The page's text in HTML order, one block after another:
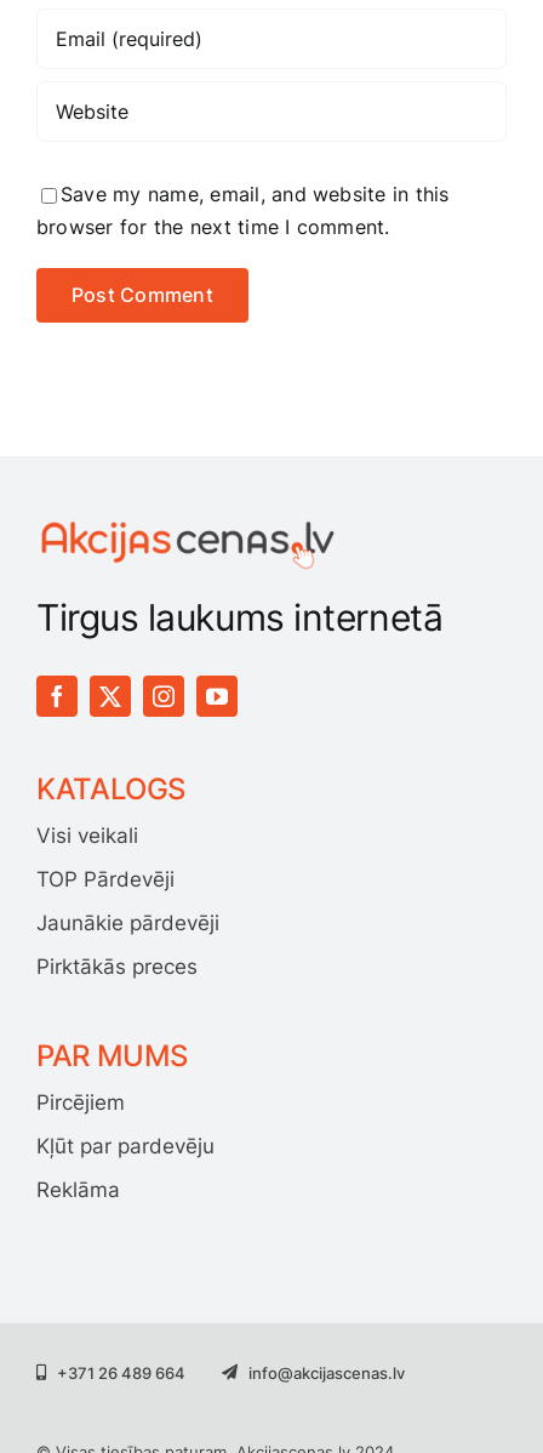
Save my name, email, and website in this
browser for the next time I comment.
Tirgus laukums internetā
KATALOGS
Visi veikali
TOP Pārdevēji
Jaunākie pārdevēji
Pirktākās preces
PAR MUMS
Pircējiem
Kļūt par pardevēju
Reklāma
+371 26 489 664 info@akcijascenas.lv